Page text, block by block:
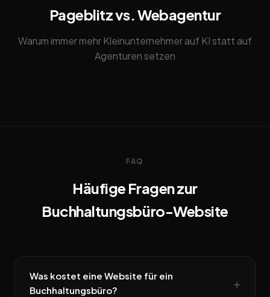
Pageblitz vs. Webagentur
Warum immer mehr Kleinunternehmer auf KI statt auf
Agenturen setzen
FAQ
Häufige Fragen zur
Buchhaltungsbüro-Website
Was kostet eine Website für ein
Buchhaltungsbüro?